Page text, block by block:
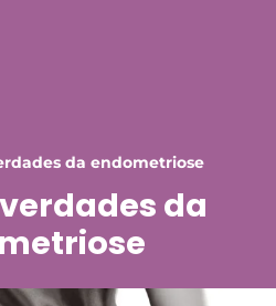
da endometriose
da